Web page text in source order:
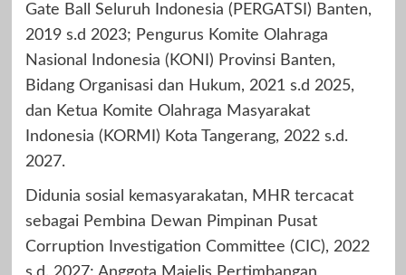
Gate Ball Seluruh Indonesia (PERGATSI) Banten,
2019 s.d 2023; Pengurus Komite Olahraga
Nasional Indonesia (KONI) Provinsi Banten,
Bidang Organisasi dan Hukum, 2021 s.d 2025,
dan Ketua Komite Olahraga Masyarakat
Indonesia (KORMI) Kota Tangerang, 2022 s.d.
2027.
Didunia sosial kemasyarakatan, MHR tercacat
sebagai Pembina Dewan Pimpinan Pusat
Corruption Investigation Committee (CIC), 2022